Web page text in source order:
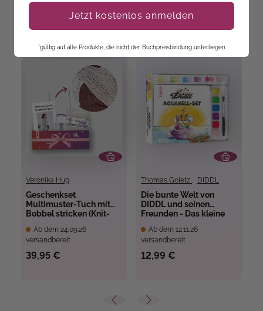
Entdecke unsere Neuheiten!
Veronika Hug
Geschenkset
Multimuster-Tuch mit
Bobbel stricken (Knit-
Ab dem 24.09.26
versandbereit
39,95 €
Thomas Goletz , DIDDL
Die bunte Welt von
DIDDL und seinen
Freunden - Das kleine
Ab dem 12.11.26
versandbereit
12,99 €
Jetzt kostenlos anmelden
*gültig auf alle Produkte, die nicht der Buchpreisbindung unterliegen